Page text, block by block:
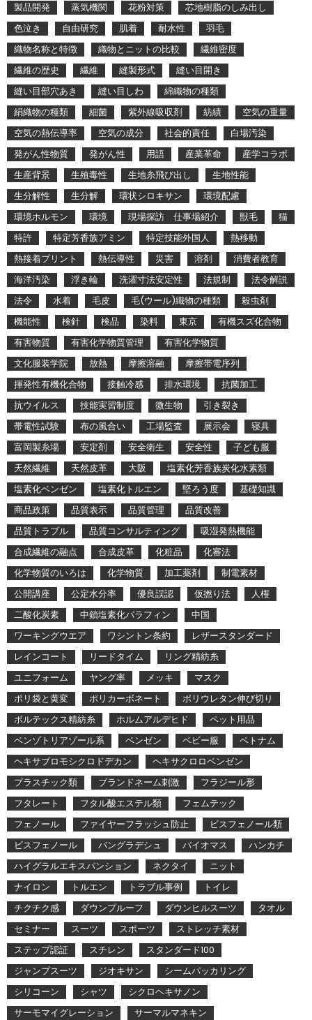
製品開発
蒸気機関 花粉対策
芯地樹脂のしみ出し
色泣き
自由研究 肌着 耐水性
羽毛
織物名称と特徴
織物とニットの比較
繊維密度
繊維の歴史
繊維 縫製形式
縫い目開き
縫い目部穴あき
縫い目しわ
綿織物の種類
絹織物の種類
細菌 紫外線吸収剤 紡績
空気の重量
空気の熱伝導率
空気の成分 社会的責任
白場汚染
発がん性物質
発がん性 用語 産業革命
産学コラボ
生産背景
生殖毒性 生地糸飛び出し
生地性能
生分解性
生分解 環状シロキサン
環境配慮
環境ホルモン
環境 現場探訪 仕事場紹介 獣毛
猫
特許
特定芳香族アミン 特定技能外国人
熱移動
熱接着プリント
熱伝導性 災害 溶剤
消費者教育
海洋汚染
浮き輪 洗濯寸法安定性 法規制
法令解説
法令
水着 毛皮 毛(ウール)織物の種類
殺虫剤
機能性
検針 検品 染料 東京
有機スズ化合物
有害物質
有害化学物質管理
有害化学物質
文化服装学院
放熱 摩擦溶融
摩擦帯電序列
揮発性有機化合物
接触冷感 排水環境
抗菌加工
抗ウイルス
技能実習制度 微生物
引き裂き
帯電性試験
布の風合い 工場監査 展示会
寝具
富岡製糸場
安定剤 安全衛生 安全性
子ども服
天然繊維
天然皮革 大阪
塩素化芳香族炭化水素類
塩素化ベンゼン
塩素化トルエン 堅ろう度
基礎知識
商品政策
品質表示 品質管理
品質改善
品質トラブル
品質コンサルティング
吸湿発熱機能
合成繊維の融点
合成皮革 化粧品
化審法
化学物質のいろは
化学物質 加工薬剤
制電素材
公開講座
公定水分率 優良誤認 仮撚り法
人権
二酸化炭素
中鎖塩素化パラフィン
中国
ワーキングウエア
ワシントン条約
レザースタンダード
レインコート
リードタイム
リング精紡糸
ユニフォーム
ヤング率 メッキ
マスク
ポリ袋と黄変
ポリカーボネート
ポリウレタン伸び切り
ボルテックス精紡糸
ホルムアルデヒド
ペット用品
ベンゾトリアゾール系
ベンゼン ベビー服
ベトナム
ヘキサブロモシクロドデカン
ヘキサクロロベンゼン
プラスチック類
ブランドネーム刺激
フラジール形
フタレート
フタル酸エステル類
フェムテック
フェノール
ファイヤーフラッシュ防止
ビスフェノール類
ビスフェノール
バングラデシュ バイオマス
ハンカチ
ハイグラルエキスパンション
ネクタイ
ニット
ナイロン
トルエン トラブル事例
トイレ
チクチク感
ダウンプルーフ ダウンヒルスーツ
タオル
セミナー
スーツ スポーツ
ストレッチ素材
ステップ認証
スチレン
スタンダード100
ジャンプスーツ
ジオキサン
シームパッカリング
シリコーン
シャツ
シクロヘキサノン
サーモマイグレーション
サーマルマネキン